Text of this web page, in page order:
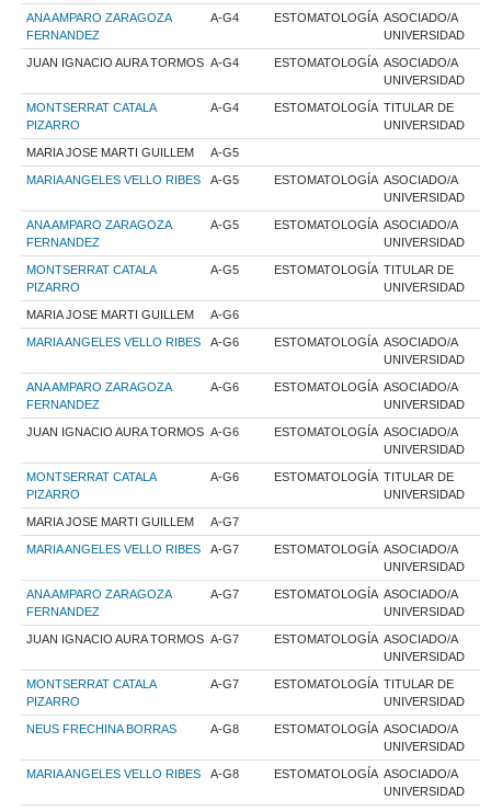
ANA AMPARO ZARAGOZA
FERNANDEZ
A-G4 ESTOMATOLOGÍA ASOCIADO/A
UNIVERSIDAD
JUAN IGNACIO AURA TORMOS A-G4 ESTOMATOLOGÍA ASOCIADO/A
UNIVERSIDAD
MONTSERRAT CATALA
PIZARRO
A-G4 ESTOMATOLOGÍA TITULAR DE
UNIVERSIDAD
MARIA JOSE MARTI GUILLEM A-G5
MARIA ANGELES VELLO RIBES A-G5 ESTOMATOLOGÍA ASOCIADO/A
UNIVERSIDAD
ANA AMPARO ZARAGOZA
FERNANDEZ
A-G5 ESTOMATOLOGÍA ASOCIADO/A
UNIVERSIDAD
MONTSERRAT CATALA
PIZARRO
A-G5 ESTOMATOLOGÍA TITULAR DE
UNIVERSIDAD
MARIA JOSE MARTI GUILLEM A-G6
MARIA ANGELES VELLO RIBES A-G6 ESTOMATOLOGÍA ASOCIADO/A
UNIVERSIDAD
ANA AMPARO ZARAGOZA
FERNANDEZ
A-G6 ESTOMATOLOGÍA ASOCIADO/A
UNIVERSIDAD
JUAN IGNACIO AURA TORMOS A-G6 ESTOMATOLOGÍA ASOCIADO/A
UNIVERSIDAD
MONTSERRAT CATALA
PIZARRO
A-G6 ESTOMATOLOGÍA TITULAR DE
UNIVERSIDAD
MARIA JOSE MARTI GUILLEM A-G7
MARIA ANGELES VELLO RIBES A-G7 ESTOMATOLOGÍA ASOCIADO/A
UNIVERSIDAD
ANA AMPARO ZARAGOZA
FERNANDEZ
A-G7 ESTOMATOLOGÍA ASOCIADO/A
UNIVERSIDAD
JUAN IGNACIO AURA TORMOS A-G7 ESTOMATOLOGÍA ASOCIADO/A
UNIVERSIDAD
MONTSERRAT CATALA
PIZARRO
A-G7 ESTOMATOLOGÍA TITULAR DE
UNIVERSIDAD
NEUS FRECHINA BORRAS A-G8 ESTOMATOLOGÍA ASOCIADO/A
UNIVERSIDAD
MARIA ANGELES VELLO RIBES A-G8 ESTOMATOLOGÍA ASOCIADO/A
UNIVERSIDAD